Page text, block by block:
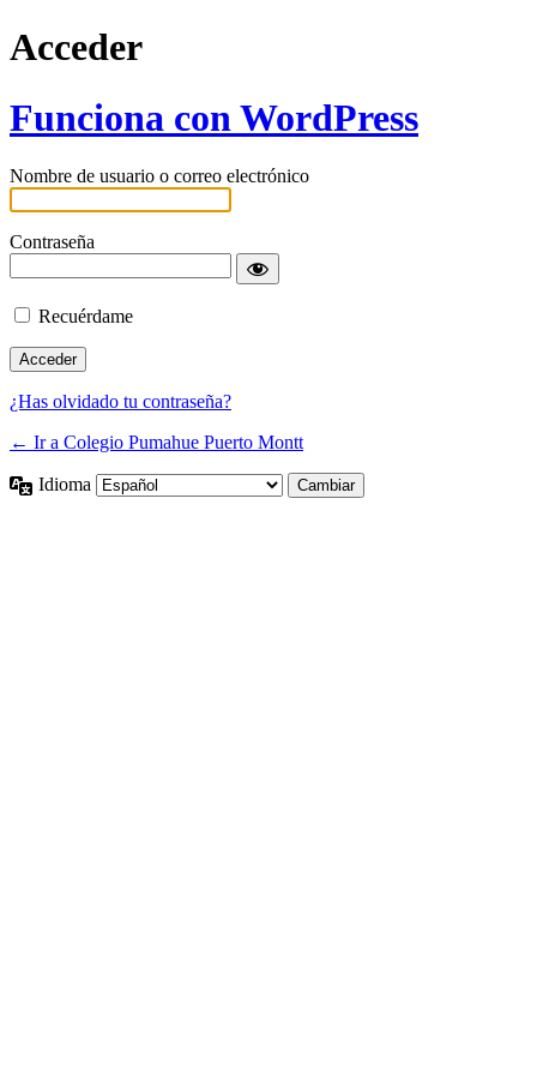
Acceder
Funciona con WordPress
Nombre de usuario o correo electrónico
Contraseña
Recuérdame
¿Has olvidado tu contraseña?
← Ir a Colegio Pumahue Puerto Montt
Idioma